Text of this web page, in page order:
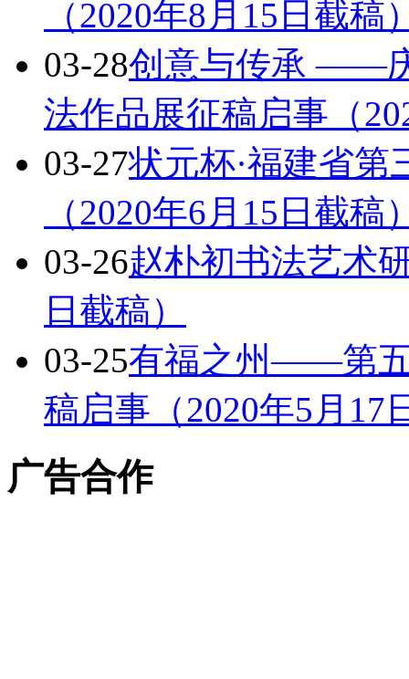
（2020年8月15日截稿
03-28创意与传承 ——
法作品展征稿启事（
03-27状元杯·福建省第
（2020年6月15日截稿
03-26赵朴初书法艺术
日截稿）
03-25有福之州——第五
稿启事（2020年5月17
广告合作